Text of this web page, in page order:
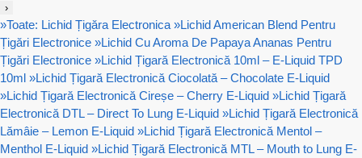
›
»Toate: Lichid Țigăra Electronica »Lichid American Blend Pentru
Țigări Electronice »Lichid Cu Aroma De Papaya Ananas Pentru
Țigări Electronice »Lichid Țigară Electronică 10ml – E-Liquid TPD
10ml »Lichid Țigară Electronică Ciocolată – Chocolate E-Liquid
»Lichid Țigară Electronică Cireșe – Cherry E-Liquid »Lichid Țigară
Electronică DTL – Direct To Lung E-Liquid »Lichid Țigară Electronică
Lămâie – Lemon E-Liquid »Lichid Țigară Electronică Mentol –
Menthol E-Liquid »Lichid Țigară Electronică MTL – Mouth to Lung E-